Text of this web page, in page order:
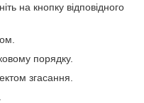
на кнопку відповідного
порядку.
згасання.